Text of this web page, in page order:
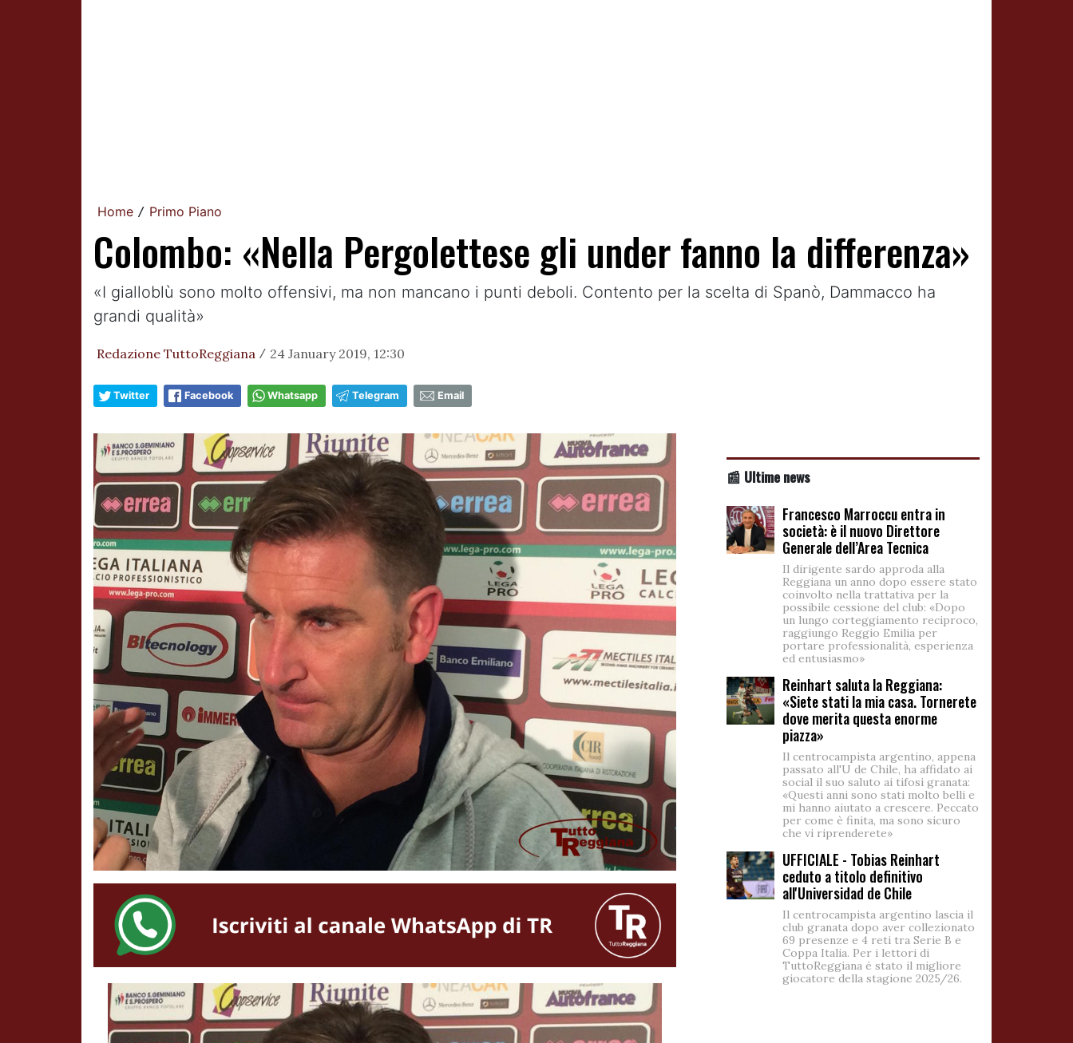
Home / Primo Piano
Colombo: «Nella Pergolettese gli under fanno la differenza»
«I gialloblù sono molto offensivi, ma non mancano i punti deboli. Contento per la scelta di Spanò, Dammacco ha
grandi qualità»
Redazione TuttoReggiana / 24 January 2019, 12:30
Twitter Facebook Whatsapp Telegram Email
📰 Ultime news
Francesco Marroccu entra in
società: è il nuovo Direttore
Generale dell’Area Tecnica
Il dirigente sardo approda alla
Reggiana un anno dopo essere stato
coinvolto nella trattativa per la
possibile cessione del club: «Dopo
un lungo corteggiamento reciproco,
raggiungo Reggio Emilia per
portare professionalità, esperienza
ed entusiasmo»
Reinhart saluta la Reggiana:
«Siete stati la mia casa. Tornerete
dove merita questa enorme
piazza»
Il centrocampista argentino, appena
passato all'U de Chile, ha affidato ai
social il suo saluto ai tifosi granata:
«Questi anni sono stati molto belli e
mi hanno aiutato a crescere. Peccato
per come è finita, ma sono sicuro
che vi riprenderete»
UFFICIALE - Tobias Reinhart
ceduto a titolo definitivo
all'Universidad de Chile
Il centrocampista argentino lascia il
club granata dopo aver collezionato
69 presenze e 4 reti tra Serie B e
Coppa Italia. Per i lettori di
TuttoReggiana è stato il migliore
giocatore della stagione 2025/26.